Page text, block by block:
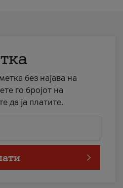
без најава на
го бројот на
да ја платите.